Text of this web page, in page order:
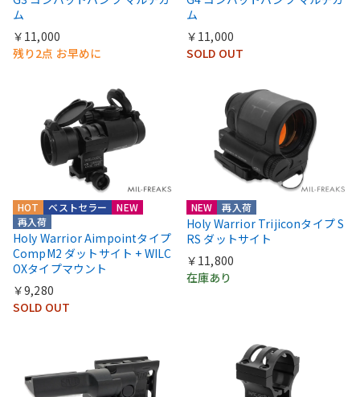
ム
￥11,000
残り2点 お早めに
ム
￥11,000
SOLD OUT
HOT
NEW
再入荷
ベストセラー
Holy Warrior Aimpointタイプ
CompM2 ダットサイト + WILC
OXタイプマウント
￥9,280
SOLD OUT
NEW 再入荷
Holy Warrior Trijiconタイプ S
RS ダットサイト
￥11,800
在庫あり